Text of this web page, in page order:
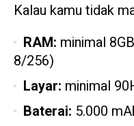
Kalau kamu tidak
RAM: minimal
8/256)
Layar: minimal
Baterai: 5.000